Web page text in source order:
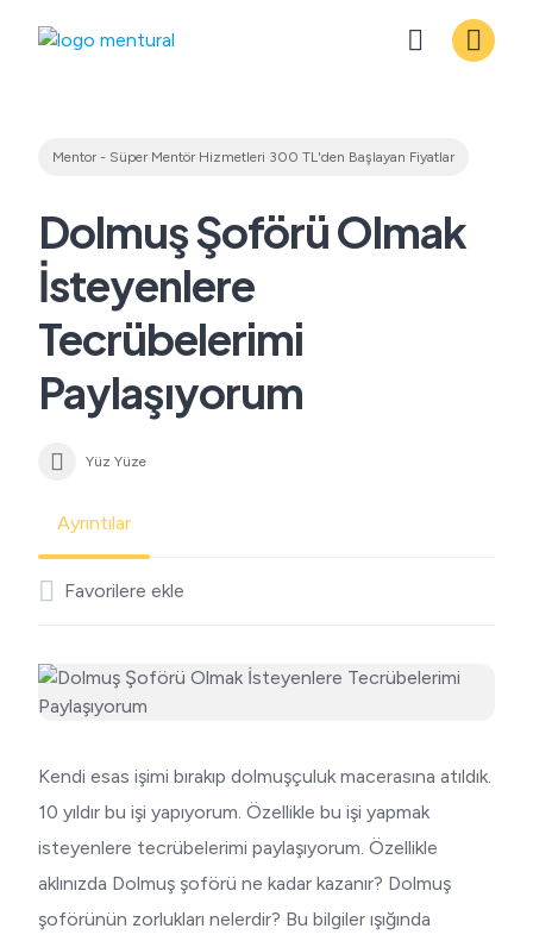
Mentor - Süper Mentör Hizmetleri 300 TL'den Başlayan Fiyatlar
Dolmuş Şoförü Olmak
İsteyenlere
Tecrübelerimi
Paylaşıyorum
Yüz Yüze
Ayrıntılar
Favorilere ekle
Kendi esas işimi bırakıp dolmuşçuluk macerasına atıldık.
10 yıldır bu işi yapıyorum. Özellikle bu işi yapmak
isteyenlere tecrübelerimi paylaşıyorum. Özellikle
aklınızda Dolmuş şoförü ne kadar kazanır? Dolmuş
şoförünün zorlukları nelerdir? Bu bilgiler ışığında